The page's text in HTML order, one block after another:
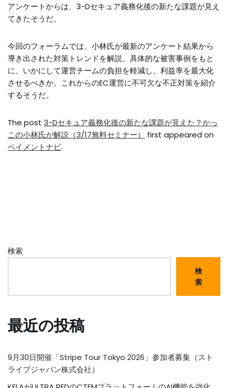
アンケートからは、3-Dセキュア義務化後の新たな課題が見え
てきたそうだ。
今回のフォーラムでは、小林氏が最新のアンケート結果から
導き出された対策トレンドを解説。具体的な被害事例をもと
に、いかにして運営チームの負担を軽減し、利益率を最大化
させるべきか。これからのEC運営に不可欠な不正対策を紹介
するそうだ。
The post 3-Dセキュア義務化後の新たな課題が見えた？かっ
この小林氏が解説（3/17無料セミナー）
first appeared on
ペイメントナビ.
検索
検
索
最近の投稿
9月30日開催「Stripe Tour Tokyo 2026」参加者募集（スト
ライプジャパン株式会社）